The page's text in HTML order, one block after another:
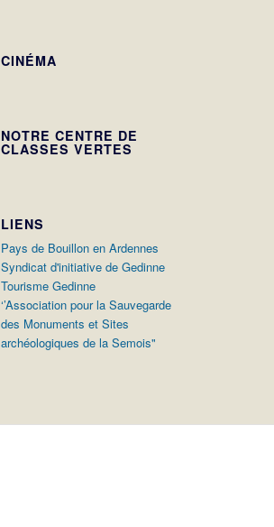
CINÉMA
NOTRE CENTRE DE
CLASSES VERTES
LIENS
Pays de Bouillon en Ardennes
Syndicat d'initiative de Gedinne
Tourisme Gedinne
‘’Association pour la Sauvegarde
des Monuments et Sites
archéologiques de la Semois"